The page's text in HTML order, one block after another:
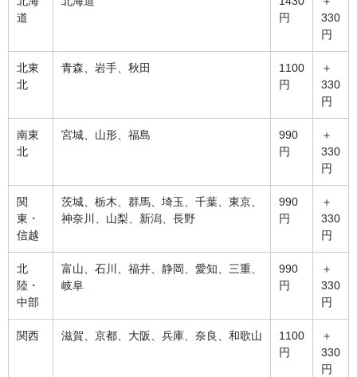
道
円
330
円
北東
北
青森、岩手、秋田
1100
円
＋
330
円
南東
北
宮城、山形、福島
990
円
＋
330
円
関
東・
信越
茨城、栃木、群馬、埼玉、千葉、東京、
神奈川、山梨、新潟、長野
990
円
＋
330
円
北
陸・
中部
富山、石川、福井、静岡、愛知、三重、
岐阜
990
円
＋
330
円
関西 滋賀、京都、大阪、兵庫、奈良、和歌山
1100
円
＋
330
円